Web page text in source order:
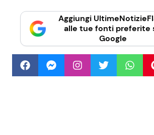
Aggiungi
alle tue fonti preferite
Google